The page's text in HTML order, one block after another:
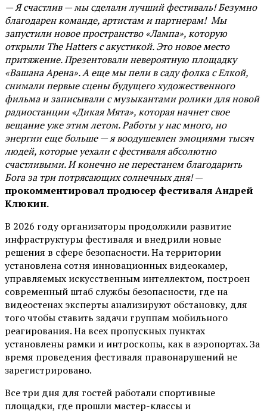
— Я счастлив — мы сделали лучший фестиваль! Безумно
благодарен команде, артистам и партнерам! Мы
запустили новое пространство «Лампа», которую
открыли The Hatters с акустикой. Это новое место
притяжение. Презентовали невероятную площадку
«Вашана Арена». А еще мы пели в саду фолка с Елкой,
снимали первые сцены будущего художественного
фильма и записывали с музыкантами ролики для новой
радиостанции «Дикая Мята», которая начнет свое
вещание уже этим летом. Работы у нас много, но
энергии еще больше — я воодушевлен эмоциями тысяч
людей, которые уехали с фестиваля абсолютно
счастливыми. И конечно не перестанем благодарить
Бога за три потрясающих солнечных дня!—
прокомментировал продюсер фестиваля Андрей
Клюкин.
В 2026 году организаторы продолжили развитие
инфраструктуры фестиваля и внедрили новые
решения в сфере безопасности. На территории
установлена сотня инновационных видеокамер,
управляемых искусственным интеллектом, построен
современный штаб службы безопасности, где на
видеостенах эксперты анализируют обстановку, для
того чтобы ставить задачи группам мобильного
реагирования. На всех пропускных пунктах
установлены рамки и интроскопы, как в аэропортах. За
время проведения фестиваля правонарушений не
зарегистрировано.
Все три дня для гостей работали спортивные
площадки, где прошли мастер-классы и